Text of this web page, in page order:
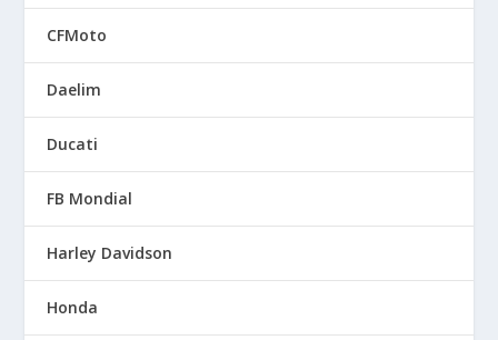
CFMoto
Daelim
Ducati
FB Mondial
Harley Davidson
Honda